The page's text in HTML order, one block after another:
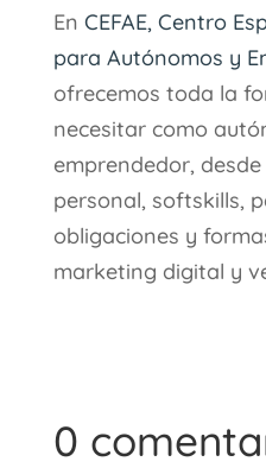
En CEFAE, Centro
para Autónomos y
ofrecemos toda la
necesitar como
emprendedor,
personal, softskills,
obligaciones y
marketing digital y
0